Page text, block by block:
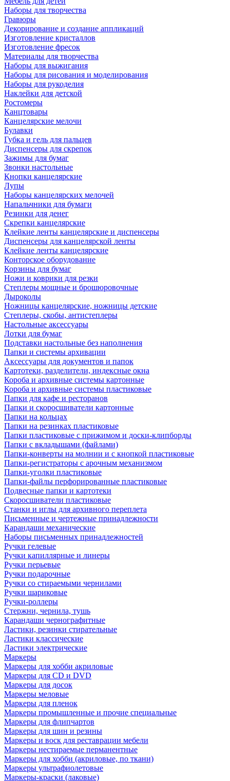
Наборы для творчества
Гравюры
Декорирование и создание аппликаций
Изготовление кристаллов
Изготовление фресок
Материалы для творчества
Наборы для выжигания
Наборы для рисования и моделирования
Наборы для рукоделия
Наклейки для детской
Ростомеры
Канцтовары
Канцелярские мелочи
Булавки
Губка и гель для пальцев
Диспенсеры для скрепок
Зажимы для бумаг
Звонки настольные
Кнопки канцелярские
Лупы
Наборы канцелярских мелочей
Напальчники для бумаги
Резинки для денег
Скрепки канцелярские
Клейкие ленты канцелярские и диспенсеры
Диспенсеры для канцелярской ленты
Клейкие ленты канцелярские
Конторское оборудование
Корзины для бумаг
Ножи и коврики для резки
Степлеры мощные и брошюровочные
Дыроколы
Ножницы канцелярские, ножницы детские
Степлеры, скобы, антистеплеры
Настольные аксессуары
Лотки для бумаг
Подставки настольные без наполнения
Папки и системы архивации
Аксессуары для документов и папок
Картотеки, разделители, индексные окна
Короба и архивные системы картонные
Короба и архивные системы пластиковые
Папки для кафе и ресторанов
Папки и скоросшиватели картонные
Папки на кольцах
Папки на резинках пластиковые
Папки пластиковые с прижимом и доски-клипборды
Папки с вкладышами (файлами)
Папки-конверты на молнии и с кнопкой пластиковые
Папки-регистраторы с арочным механизмом
Папки-уголки пластиковые
Папки-файлы перфорированные пластиковые
Подвесные папки и картотеки
Скоросшиватели пластиковые
Станки и иглы для архивного переплета
Письменные и чертежные принадлежности
Карандаши механические
Наборы письменных принадлежностей
Ручки гелевые
Ручки капиллярные и линеры
Ручки перьевые
Ручки подарочные
Ручки со стираемыми чернилами
Ручки шариковые
Ручки-роллеры
Стержни, чернила, тушь
Карандаши чернографитные
Ластики, резинки стирательные
Ластики классические
Ластики электрические
Маркеры
Маркеры для хобби акриловые
Маркеры для CD и DVD
Маркеры для досок
Маркеры меловые
Маркеры для пленок
Маркеры промышленные и прочие специальные
Маркеры для флипчартов
Маркеры для шин и резины
Маркеры и воск для реставрации мебели
Маркеры нестираемые перманентные
Маркеры для хобби (акриловые, по ткани)
Маркеры ультрафиолетовые
Маркеры-краски (лаковые)